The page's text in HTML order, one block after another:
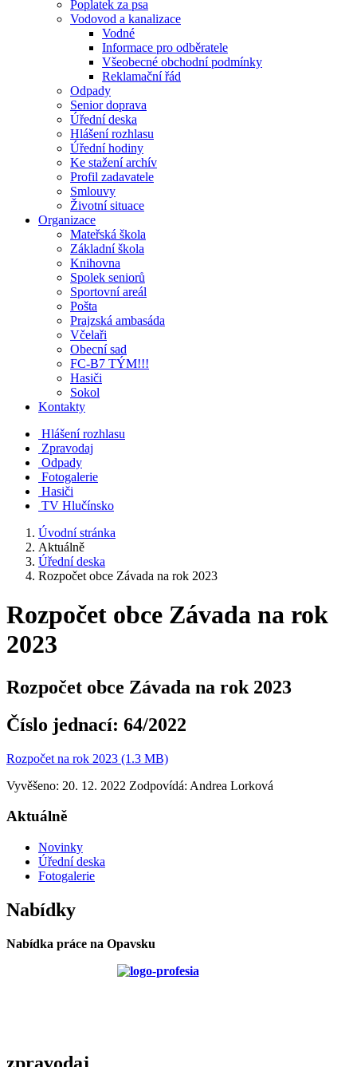
Poplatek za psa
Vodovod a kanalizace
Vodné
Informace pro odběratele
Všeobecné obchodní podmínky
Reklamační řád
Odpady
Senior doprava
Úřední deska
Hlášení rozhlasu
Úřední hodiny
Ke stažení archív
Profil zadavatele
Smlouvy
Životní situace
Organizace
Mateřská škola
Základní škola
Knihovna
Spolek seniorů
Sportovní areál
Pošta
Prajzská ambasáda
Včelaři
Obecní sad
FC-B7 TÝM!!!
Hasiči
Sokol
Kontakty
Hlášení rozhlasu
Zpravodaj
Odpady
Fotogalerie
Hasiči
TV Hlučínsko
Úvodní stránka
Aktuálně
Úřední deska
Rozpočet obce Závada na rok 2023
Rozpočet obce Závada na rok
2023
Rozpočet obce Závada na rok 2023
Číslo jednací: 64/2022
Rozpočet na rok 2023 (1.3 MB)
Vyvěšeno: 20. 12. 2022 Zodpovídá: Andrea Lorková
Aktuálně
Novinky
Úřední deska
Fotogalerie
Nabídky
Nabídka práce na Opavsku